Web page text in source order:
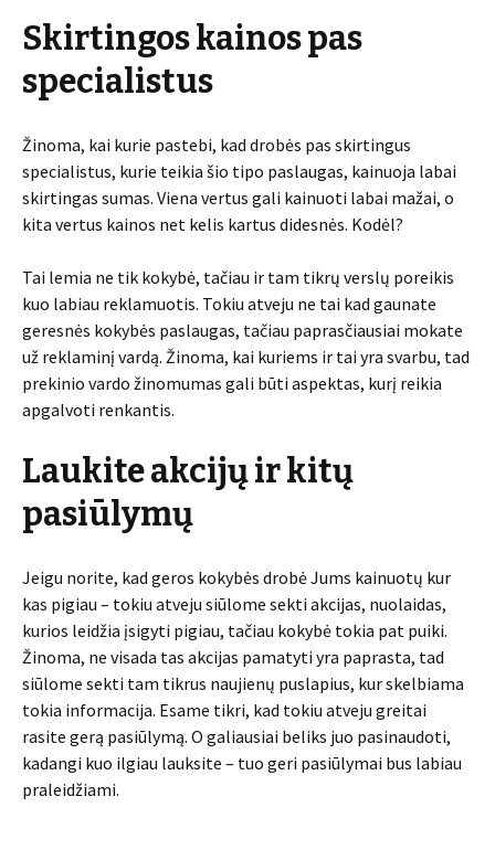
Skirtingos kainos pas
specialistus
Žinoma, kai kurie pastebi, kad drobės pas skirtingus
specialistus, kurie teikia šio tipo paslaugas, kainuoja labai
skirtingas sumas. Viena vertus gali kainuoti labai mažai, o
kita vertus kainos net kelis kartus didesnės. Kodėl?
Tai lemia ne tik kokybė, tačiau ir tam tikrų verslų poreikis
kuo labiau reklamuotis. Tokiu atveju ne tai kad gaunate
geresnės kokybės paslaugas, tačiau paprasčiausiai mokate
už reklaminį vardą. Žinoma, kai kuriems ir tai yra svarbu, tad
prekinio vardo žinomumas gali būti aspektas, kurį reikia
apgalvoti renkantis.
Laukite akcijų ir kitų
pasiūlymų
Jeigu norite, kad geros kokybės drobė Jums kainuotų kur
kas pigiau – tokiu atveju siūlome sekti akcijas, nuolaidas,
kurios leidžia įsigyti pigiau, tačiau kokybė tokia pat puiki.
Žinoma, ne visada tas akcijas pamatyti yra paprasta, tad
siūlome sekti tam tikrus naujienų puslapius, kur skelbiama
tokia informacija. Esame tikri, kad tokiu atveju greitai
rasite gerą pasiūlymą. O galiausiai beliks juo pasinaudoti,
kadangi kuo ilgiau lauksite – tuo geri pasiūlymai bus labiau
praleidžiami.